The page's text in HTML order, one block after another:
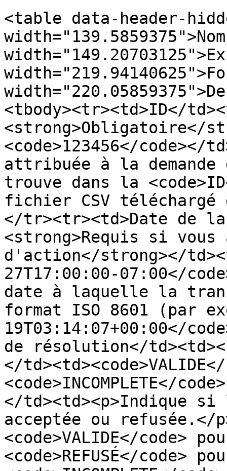
<table data-header-
<tbody><tr><td>ID</
<strong>Obligatoire</
<code>123456</code></
attribuée à la
trouve dans la
fichier CSV téléchargé
</tr><tr><td>Date de
<strong>Requis si vous
d'action</strong></
27T17:00:00-07:00</
date à laquelle la
format ISO 8601 (par
19T03:14:07+00:00</
de résolution</
</
<code>INCOMPLETE</
</td><td><p>Indique
acceptée ou refusée.</
<code>VALIDE</code>
<code>REFUSÉ</